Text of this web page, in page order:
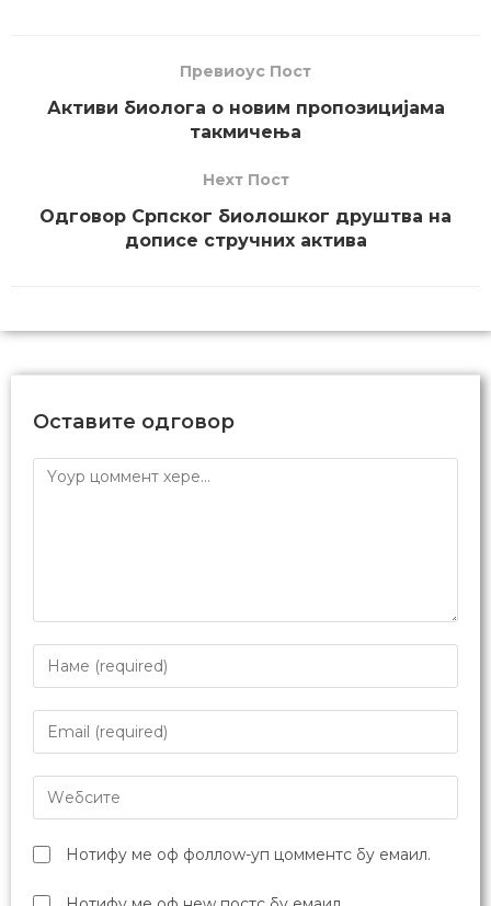
Превиоус Пост
Активи биолога о новим пропозицијама
такмичења
Неxт Пост
Одговор Српског биолошког друштва на
дописе стручних актива
Оставите одговор
Нотифy ме оф фоллоw-уп цомментс бy емаил.